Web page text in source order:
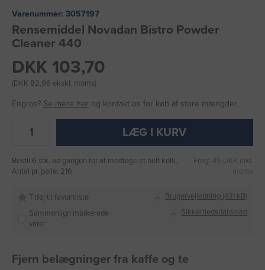
Varenummer: 3057197
Rensemiddel Novadan Bistro Powder
Cleaner 440
DKK 103,70
(DKK 82,96 ekskl. moms)
Engros? Se mere her og kontakt os for køb af store mængder.
LÆG I KURV
Bestil 6 stk. ad gangen for at modtage et helt kolli.,
Antal pr. palle: 216
Fragt 49 DKK inkl.
moms
Tilføj til favoritliste
Sammenlign markerede
varer
Brugervejledning (431 kB)
Sikkerhedsdatablad
Fjern belægninger fra kaffe og te